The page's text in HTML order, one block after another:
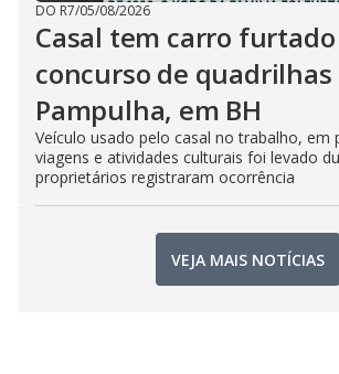
DO R7/05/08/2026
Casal tem carro
concurso de quadrilhas
Pampulha, em BH
Veículo usado pelo casal no trabalho, em
viagens e atividades culturais foi levado
proprietários registraram ocorrência
VEJA MAIS NOTÍCIAS